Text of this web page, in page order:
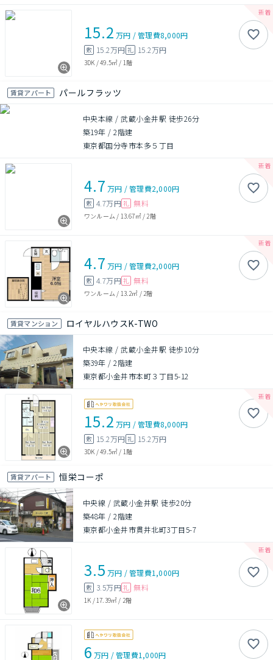
15.2 万円 /管理費8,000円
敷 15.2万円 礼 15.2万円
3DK /49.5㎡ / 1階
賃貸アパート パールフラッツ
中央本線 / 武蔵小金井駅 徒歩26分
築19年 /2階建
東京都国分寺市本多５丁目
4.7 万円 /管理費2,000円
敷 4.7万円 礼 無料
ワンルーム / 13.67㎡/ 2階
4.7 万円 /管理費2,000円
敷 4.7万円 礼 無料
ワンルーム / 13.2㎡ / 2階
賃貸マンション ロイヤルハウスK-TWO
中央本線 / 武蔵小金井駅 徒歩10分
築39年 /2階建
東京都小金井市本町３丁目5-12
15.2 万円 /管理費8,000円
敷 15.2万円 礼 15.2万円
3DK /49.5㎡ / 1階
賃貸アパート 恒栄コーポ
中央線 / 武蔵小金井駅 徒歩20分
築48年 /2階建
東京都小金井市貫井北町3丁目5-7
3.5 万円 /管理費1,000円
敷 3.5万円 礼 無料
1K / 17.39㎡ / 2階
6 万円 /管理費1,000円